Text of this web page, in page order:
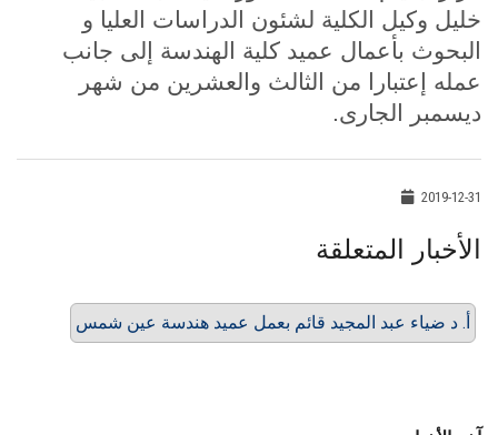
سجل الان
خليل وكيل الكلية لشئون الدراسات العليا و
البحوث بأعمال عميد كلية الهندسة إلى جانب
عمله إعتبارا من الثالث والعشرين من شهر
ديسمبر الجارى.
2019-12-31
الأخبار المتعلقة
أ. د ضياء عبد المجيد قائم بعمل عميد هندسة عين شمس